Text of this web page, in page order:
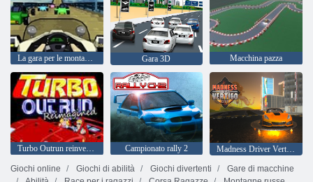
La gara per le montagne russe Gara 3D Macchina pazza
Campionato rally 2
Madness Driver Vertigo City
Giochi online
Giochi di abilità Giochi divertenti
Gare di macchine